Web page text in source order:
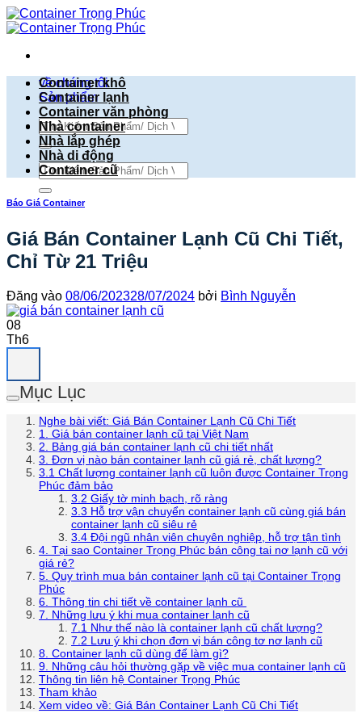
Bỏ
qua
dung
về chúng tôi
Sản phẩm
Tìm
kiếm:
Tìm
kiếm:
Container khô
Container lạnh
Container văn phòng
Nhà container
Nhà lắp ghép
Nhà di động
Container cũ
Báo Giá Container
Giá Bán Container Lạnh Cũ Chi Tiết,
Chỉ Từ 21 Triệu
Đăng vào 08/06/202328/07/2024 bởi Bình Nguyễn
08
Th6
Mục Lục
Nghe bài viết: Giá Bán Container Lạnh Cũ Chi Tiết
1. Giá bán container lạnh cũ tại Việt Nam
2. Bảng giá bán container lạnh cũ chi tiết nhất
3. Đơn vị nào bán container lạnh cũ giá rẻ, chất lượng?
3.1 Chất lượng container lạnh cũ luôn được Container Trọng
Phúc đảm bảo
3.2 Giấy tờ minh bạch, rõ ràng
3.3 Hỗ trợ vận chuyển container lạnh cũ cùng giá bán
container lạnh cũ siêu rẻ
3.4 Đội ngũ nhân viên chuyên nghiệp, hỗ trợ tận tình
4. Tại sao Container Trọng Phúc bán công tai nơ lạnh cũ với
giá rẻ?
5. Quy trình mua bán container lạnh cũ tại Container Trọng
Phúc
6. Thông tin chi tiết về container lạnh cũ
7. Những lưu ý khi mua container lạnh cũ
7.1 Như thế nào là container lạnh cũ chất lượng?
7.2 Lưu ý khi chọn đơn vị bán công tơ nơ lạnh cũ
8. Container lạnh cũ dùng để làm gì?
9. Những câu hỏi thường gặp về việc mua container lạnh cũ
Thông tin liên hệ Container Trọng Phúc
Tham khảo
Xem video về: Giá Bán Container Lạnh Cũ Chi Tiết